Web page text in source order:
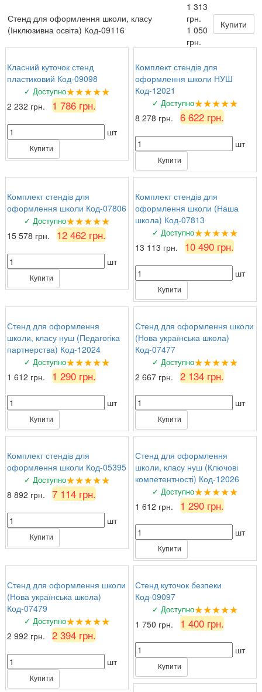
: Потішило, що можна замовити
табличку за індивідуальним ескізом!
Стенд для оформлення школи, класу
(Інклюзивна освіта) Код-09116
1 313
грн.
1 050
грн.
Купити
Класний куточок стенд
пластиковий Код-09098
✓ Доступно★★★★★
2 232 грн. 1 786 грн.
шт
Купити
Комплект стендів для
оформлення школи НУШ
Код-12021
✓ Доступно★★★★★
8 278 грн. 6 622 грн.
шт
Купити
Комплект стендів для
оформлення школи Код-07806
✓ Доступно★★★★★
15 578 грн. 12 462 грн.
шт
Купити
Комплект стендів для
оформлення школи (Наша
школа) Код-07813
✓ Доступно★★★★★
13 113 грн. 10 490 грн.
шт
Купити
Стенд для оформлення
школи, класу нуш (Педагогіка
партнерства) Код-12024
✓ Доступно★★★★★
1 612 грн. 1 290 грн.
шт
Купити
Стенд для оформлення школи
(Нова українська школа)
Код-07477
✓ Доступно★★★★★
2 667 грн. 2 134 грн.
шт
Купити
Комплект стендів для
оформлення школи Код-05395
✓ Доступно★★★★★
8 892 грн. 7 114 грн.
шт
Купити
Стенд для оформлення
школи, класу нуш (Ключові
компетентності) Код-12026
✓ Доступно★★★★★
1 612 грн. 1 290 грн.
шт
Купити
Стенд для оформлення школи
(Нова українська школа)
Код-07479
✓ Доступно★★★★★
2 992 грн. 2 394 грн.
шт
Купити
Стенд куточок безпеки
Код-09097
✓ Доступно★★★★★
1 750 грн. 1 400 грн.
шт
Купити